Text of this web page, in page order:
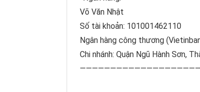
Võ Văn Nhật
Số tài khoản: 101001462110
Ngân hàng công thương
Chi nhánh: Quận Ngũ Hành Sơn,
————————————————————